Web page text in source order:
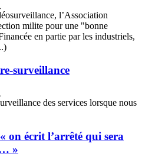
l’Association
milite pour une "bonne
en partie par les industriels,
surveillance
des services lorsque nous
on écrit l’arrêté qui sera
»